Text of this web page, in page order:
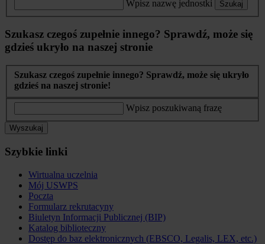
Wpisz nazwę jednostki Szukaj
Szukasz czegoś zupełnie innego? Sprawdź, może się
gdzieś ukryło na naszej stronie
Szukasz czegoś zupełnie innego? Sprawdź, może się ukryło
gdzieś na naszej stronie!
Wpisz poszukiwaną frazę
Wyszukaj
Szybkie linki
Wirtualna uczelnia
Mój USWPS
Poczta
Formularz rekrutacyny
Biuletyn Informacji Publicznej (BIP)
Katalog biblioteczny
Dostęp do baz elektronicznych (EBSCO, Legalis, LEX, etc.)